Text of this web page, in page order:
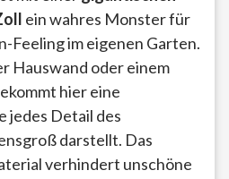
ein wahres Monster für
Feeling im eigenen Garten.
Hauswand oder einem
hier eine
jedes Detail des
darstellt. Das
verhindert unschöne